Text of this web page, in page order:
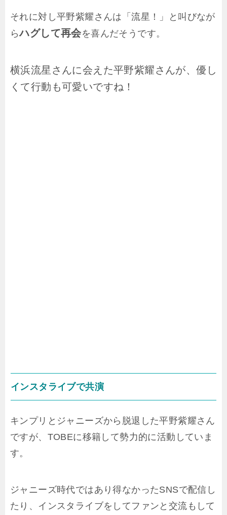
それに対し平野紫耀さんは「流星！」と叫びなが
らハグして再会を喜んだそうです。
横浜流星さんに会えた平野紫耀さんが、優し
くて行動も可愛いですね！
インスタライブで共演
キンプリとジャニーズから脱退した平野紫耀さん
ですが、TOBEに移籍して勢力的に活動していま
す。
ジャニーズ時代ではあり得なかったSNSで配信し
たり、インスタライブをしてファンと交流もして